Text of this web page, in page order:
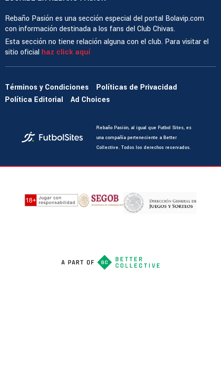
Rebaño Pasión es una sección especial del portal Bolavip.com
con información destinada a los fans del Club Chivas.
Esta sección no tiene relación alguna con el club. Para visitar el
sitio oficial haz click aquí
Términos y Condiciones
Políticas de Privacidad
Política Editorial
Ad Choices
Rebaño Pasión, al igual que Futbol Sites, es
una compañía perteneciente a Better
Collective. Todos los derechos reservados.